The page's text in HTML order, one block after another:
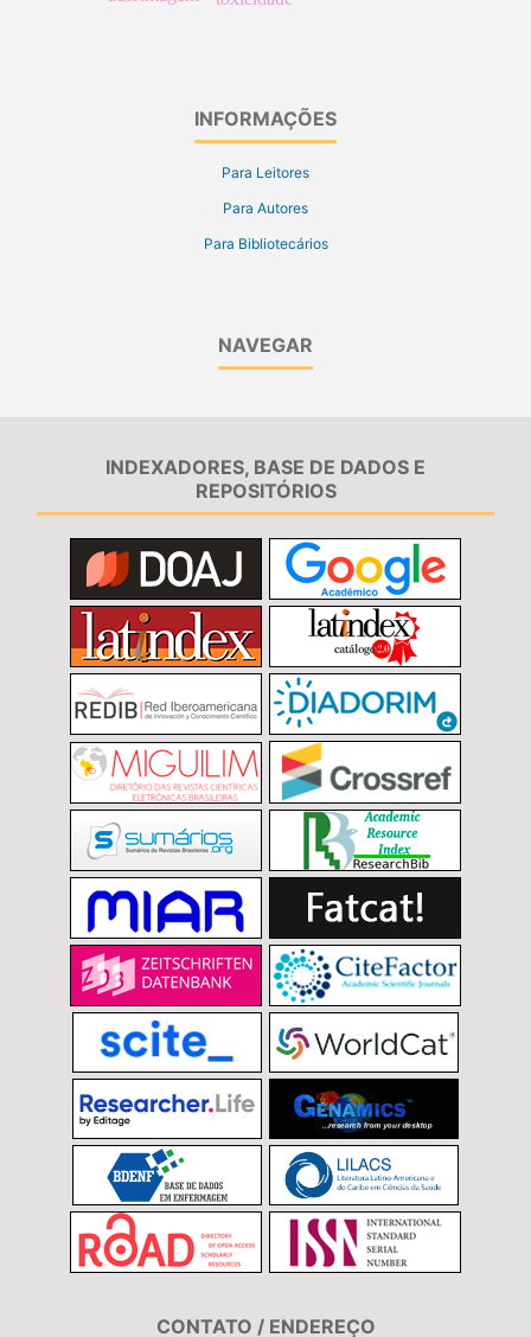
INFORMAÇÕES
Para Leitores
Para Autores
Para Bibliotecários
NAVEGAR
INDEXADORES, BASE DE DADOS E
REPOSITÓRIOS
CONTATO / ENDEREÇO